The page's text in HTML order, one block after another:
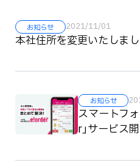
お知らせ 2021/11/01
本社住所を変更いたしま
お知らせ
スマートフ
r」サービス開